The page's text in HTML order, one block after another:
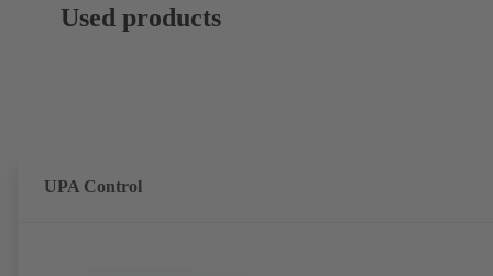
Used products
UPA Control